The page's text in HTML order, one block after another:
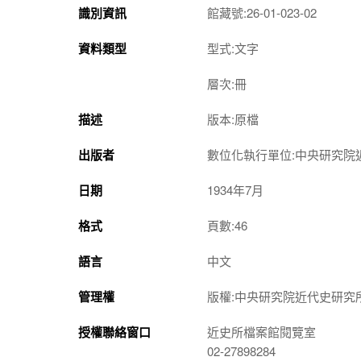
識別資訊 館藏號:26-01-023-02
資料類型 型式:文字
層次:冊
描述 版本:原檔
出版者 數位化執行單位:中央研究院
日期 1934年7月
格式 頁數:46
語言 中文
管理權 版權:中央研究院近代史研究
授權聯絡窗口
近史所檔案館閱覽室
02-27898284